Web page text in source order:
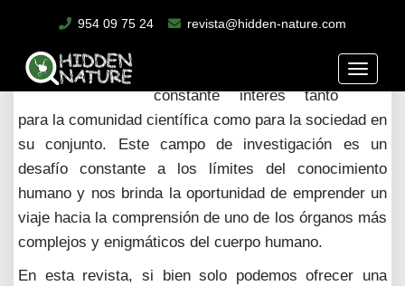
954 09 75 24 revista@hidden-nature.com
Toggle
La neurociencia, como disciplina consagrada al
constante interés tanto
para la comunidad científica como para la sociedad en
su conjunto. Este campo de investigación es un
desafío constante a los límites del conocimiento
humano y nos brinda la oportunidad de emprender un
viaje hacia la comprensión de uno de los órganos más
complejos y enigmáticos del cuerpo humano.
En esta revista, si bien solo podemos ofrecer una